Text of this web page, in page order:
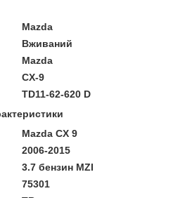
Mazda
Вживаний
Mazda
CX-9
TD11-62-620 D
Mazda CX 9
2006-2015
3.7 бензин MZI
75301